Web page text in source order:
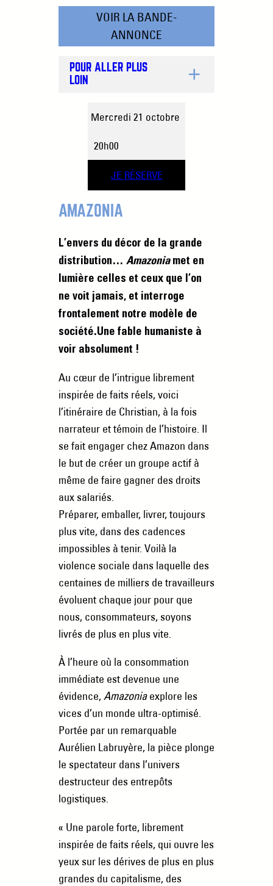
VOIR LA BANDE-
ANNONCE
POUR ALLER PLUS
LOIN
Mercredi 21 octobre
20h00
JE RÉSERVE
AMAZONIA
L’envers du décor de la grande
distribution… Amazoniamet en
lumière celles et ceux que l’on
ne voit jamais, et interroge
frontalement notre modèle de
société.Une fable humaniste à
voir absolument !
Au cœur de l’intrigue librement
inspirée de faits réels, voici
l’itinéraire de Christian, à la fois
narrateur et témoin de l’histoire. Il
se fait engager chez Amazon dans
le but de créer un groupe actif à
même de faire gagner des droits
aux salariés.
Préparer, emballer, livrer, toujours
plus vite, dans des cadences
impossibles à tenir. Voilà la
violence sociale dans laquelle des
centaines de milliers de travailleurs
évoluent chaque jour pour que
nous, consommateurs, soyons
livrés de plus en plus vite.
À l’heure où la consommation
immédiate est devenue une
évidence,Amazoniaexplore les
vices d’un monde ultra-optimisé.
Portée par un remarquable
Aurélien Labruyère, la pièce plonge
le spectateur dans l’univers
destructeur des entrepôts
logistiques.
« Une parole forte, librement
inspirée de faits réels, qui ouvre les
yeux sur les dérives de plus en plus
grandes du capitalisme, des